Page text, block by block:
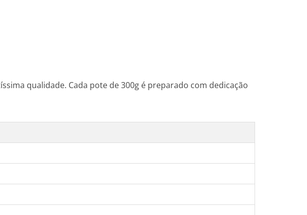
qualidade. Cada pote de 300g é preparado com dedicação